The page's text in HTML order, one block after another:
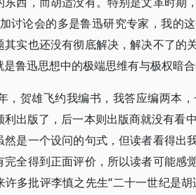
讨论会的多是鲁迅研究专家，我的
其实也还没有彻底解决，解决不了的
鲁迅思想中的极端思维有与极权暗
贺雄飞约我编书，我答应编两本，
出版了，后一本则出版商就没有看
然是一个设问的句式，但读者看得出
完全得到正面评价，所以读者可能感
许多批评李慎之先生“二十一世纪是